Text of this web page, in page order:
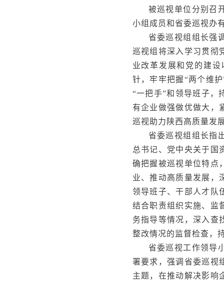
被巡视单位分别召
小组成员和省委巡视办
省委巡视组组长强
巡视组将深入学习贯彻
业改革发展和党的建
针，牢牢把握“两个维
“一把手”和领导班子，
有企业做强做优做大，
巡视助力陕西高质量发
省委巡视组组长指
总书记、党中央关于国
确把握被巡视单位特点
业、推动高质量发展，
领导班子、干部人才队
结合职责组织实施、监
务指导等情况，深入查
整改情况的监督检查，
省委巡视工作领导
署要求，强调省委巡视
主题，在推动解决影响